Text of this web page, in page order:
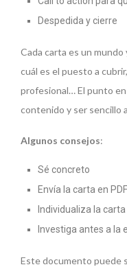
Despedida y cierre
Cada carta es un
cuál es el puesto a
profesional… El punto
contenido y ser sencillo
Algunos consejos:
Sé concreto
Envía la carta en PDF
Individualiza la carta
Investiga antes a la
Este documento puede